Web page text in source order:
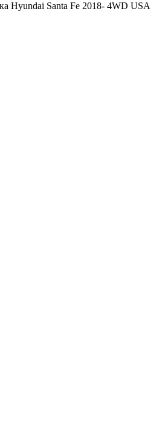
Hyundai Santa Fe 2018- 4WD USA